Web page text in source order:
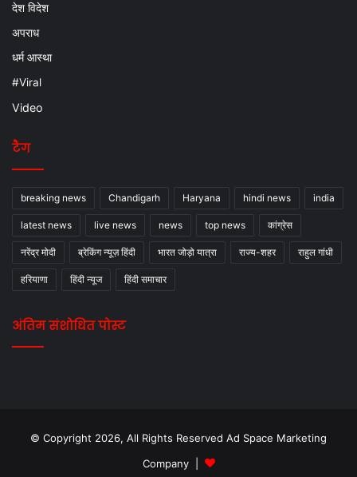
देश विदेश
अपराध
धर्म आस्था
#Viral
Video
टैग
breaking news Chandigarh Haryana hindi news india
latest news live news news top news कांग्रेस
नरेंद्र मोदी ब्रेकिंग न्यूज़ हिंदी भारत जोड़ो यात्रा राज्य-शहर राहुल गांधी
हरियाणा हिंदी न्यूज हिंदी समाचार
अंतिम संशोधित पोस्ट
© Copyright 2026, All Rights Reserved Ad Space Marketing
Company |